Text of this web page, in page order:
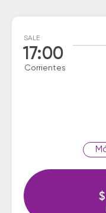
SALE
17:00
Corrientes
$